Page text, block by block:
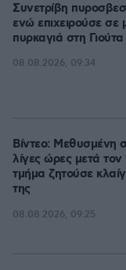
Συνετρίβη
ενώ επιχειρούσε σε
πυρκαγιά στη Γιούτα
08.08.2026, 09:34
Βίντεο: Μεθυσμένη
λίγες ώρες μετά
τμήμα ζητούσε
της
08.08.2026, 09:25